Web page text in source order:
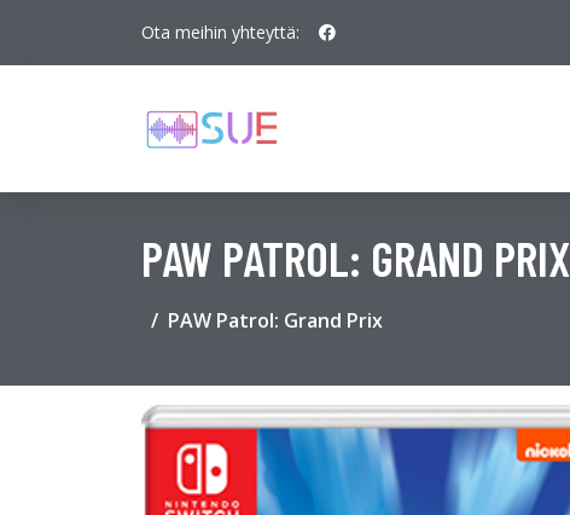
Ota meihin yhteyttä:
PAW PATROL: GRAND PRIX
PAW Patrol: Grand Prix